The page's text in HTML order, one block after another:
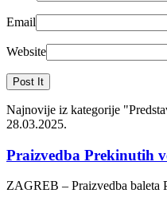
Email
Website
Najnovije iz kategorije
28.03.2025.
Praizvedba Prekinutih
ZAGREB – Praizvedba baleta